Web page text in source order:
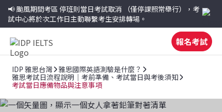
📢 颱風期間考區 停班則當日考試取消
（僅停課照常舉行），考
試中心將於次工作日主動聯繫考生安排轉場。
報名考試
IDP 雅思台灣 雅思國際英語測驗是什麼？
雅思考試日流程說明｜考前準備、考試當日與考後須知
考試當日應備物品與注意事項